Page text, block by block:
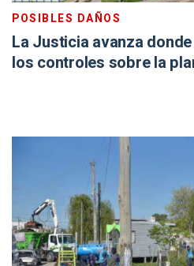
POSIBLES DAÑOS
La Justicia avanza
los controles sobre la